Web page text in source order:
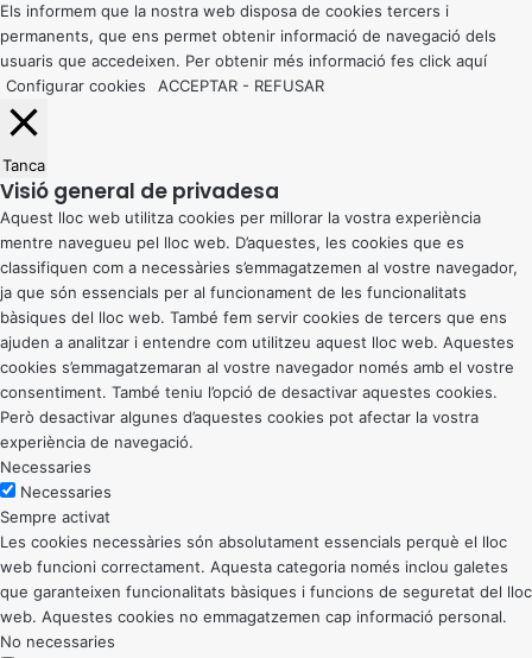
button
Els informem que la nostra web disposa de cookies tercers i
permanents, que ens permet obtenir informació de navegació dels
usuaris que accedeixen. Per obtenir més informació fes click aquí
Configurar cookies
ACCEPTAR - REFUSAR
Tanca
Visió general de privadesa
Aquest lloc web utilitza cookies per millorar la vostra experiència
mentre navegueu pel lloc web. D’aquestes, les cookies que es
classifiquen com a necessàries s’emmagatzemen al vostre navegador,
ja que són essencials per al funcionament de les funcionalitats
bàsiques del lloc web. També fem servir cookies de tercers que ens
ajuden a analitzar i entendre com utilitzeu aquest lloc web. Aquestes
cookies s’emmagatzemaran al vostre navegador només amb el vostre
consentiment. També teniu l’opció de desactivar aquestes cookies.
Però desactivar algunes d’aquestes cookies pot afectar la vostra
experiència de navegació.
Necessaries
Necessaries
Sempre activat
Les cookies necessàries són absolutament essencials perquè el lloc
web funcioni correctament. Aquesta categoria només inclou galetes
que garanteixen funcionalitats bàsiques i funcions de seguretat del lloc
web. Aquestes cookies no emmagatzemen cap informació personal.
No necessaries